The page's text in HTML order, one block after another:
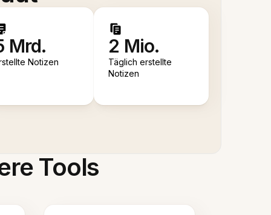
Mrd.
Notizen
2 Mio.
Täglich erstellte
Notizen
Tools